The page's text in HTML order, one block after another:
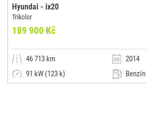
Hyundai - ix20
Trikolor
189 900 Kč
46 713 km
2014
91 kW (123 k)
Benzín